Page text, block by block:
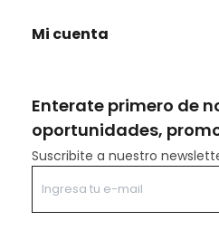
Enterate primero de
oportunidades,
Suscribite a nuestro
Mi cuenta